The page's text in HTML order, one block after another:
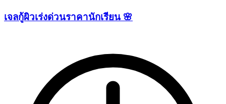
เจลกู้ผิวเร่งด่วนราคานักเรียน 🌸